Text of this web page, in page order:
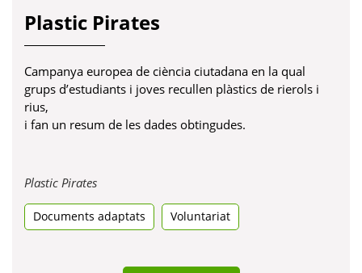
Plastic Pirates
Campanya europea de ciència ciutadana en la qual
grups d’estudiants i joves recullen plàstics de rierols i
rius,
i fan un resum de les dades obtingudes.
Plastic PiratesObre
una
pestanya
Documents adaptats Voluntariat